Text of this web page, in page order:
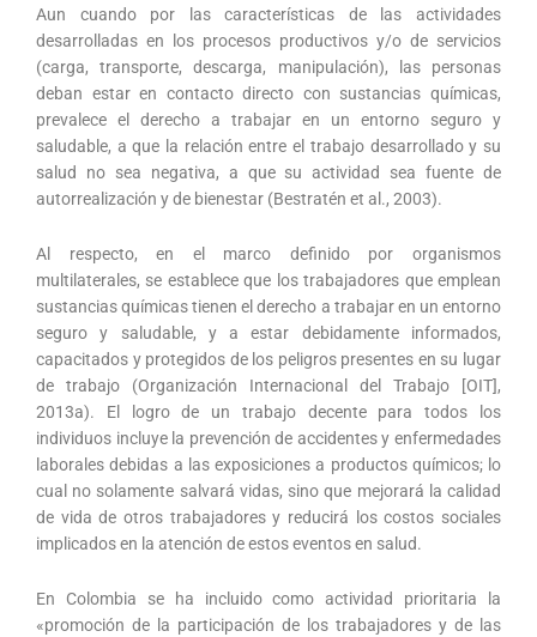
Aun cuando por las características de las actividades
desarrolladas en los procesos productivos y/o de servicios
(carga, transporte, descarga, manipulación), las personas
deban estar en contacto directo con sustancias químicas,
prevalece el derecho a trabajar en un entorno seguro y
saludable, a que la relación entre el trabajo desarrollado y su
salud no sea negativa, a que su actividad sea fuente de
autorrealización y de bienestar (Bestratén et al., 2003).
Al respecto, en el marco definido por organismos
multilaterales, se establece que los trabajadores que emplean
sustancias químicas tienen el derecho a trabajar en un entorno
seguro y saludable, y a estar debidamente informados,
capacitados y protegidos de los peligros presentes en su lugar
de trabajo (Organización Internacional del Trabajo [OIT],
2013a). El logro de un trabajo decente para todos los
individuos incluye la prevención de accidentes y enfermedades
laborales debidas a las exposiciones a productos químicos; lo
cual no solamente salvará vidas, sino que mejorará la calidad
de vida de otros trabajadores y reducirá los costos sociales
implicados en la atención de estos eventos en salud.
En Colombia se ha incluido como actividad prioritaria la
«promoción de la participación de los trabajadores y de las